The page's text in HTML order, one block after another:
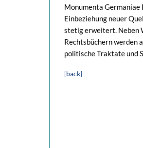
Monumenta Germaniae
Einbeziehung neuer
stetig erweitert. Neben
Rechtsbüchern werden
politische Traktate und
[back]